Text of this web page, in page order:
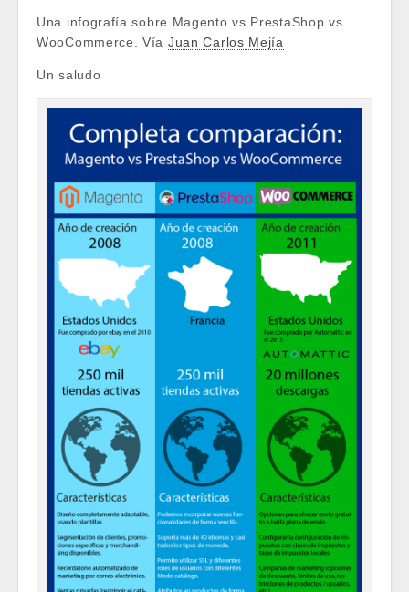
Una infografía sobre Magento vs PrestaShop vs
WooCommerce. Vía Juan Carlos Mejía
Un saludo